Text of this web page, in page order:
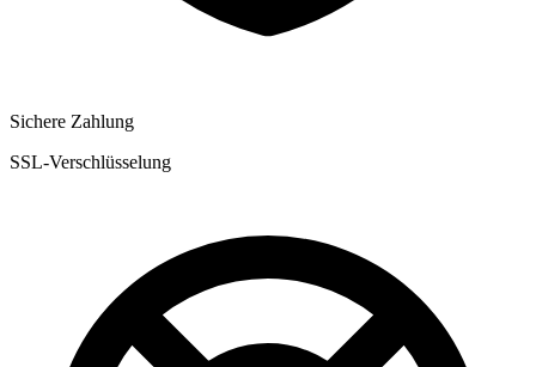
Sichere Zahlung
SSL-Verschlüsselung